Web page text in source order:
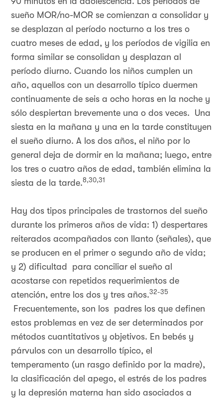
sueño MOR/no-MOR se comienzan a consolidar y
se desplazan al período nocturno a los tres o
cuatro meses de edad, y los períodos de vigilia en
forma similar se consolidan y desplazan al
período diurno. Cuando los niños cumplen un
año, aquellos con un desarrollo típico duermen
continuamente de seis a ocho horas en la noche y
sólo despiertan brevemente una o dos veces. Una
siesta en la mañana y una en la tarde constituyen
el sueño diurno. A los dos años, el niño por lo
general deja de dormir en la mañana; luego, entre
los tres o cuatro años de edad, también elimina la
siesta de la tarde.8,30,31
Hay dos tipos principales de trastornos del sueño
durante los primeros años de vida: 1) despertares
reiterados acompañados con llanto (señales), que
se producen en el primer o segundo año de vida;
y 2) dificultad para conciliar el sueño al
acostarse con repetidos requerimientos de
atención, entre los dos y tres años.32-35
Frecuentemente, son los padres los que definen
estos problemas en vez de ser determinados por
métodos cuantitativos y objetivos. En bebés y
párvulos con un desarrollo típico, el
temperamento (un rasgo definido por la madre),
la clasificación del apego, el estrés de los padres
y la depresión materna han sido asociados a